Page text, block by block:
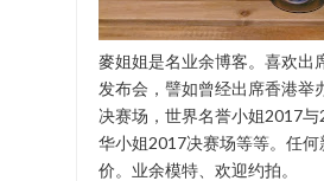
麥姐姐是名业余博客。喜欢出
发布会，譬如曾经出席香港举
决赛场，世界名誉小姐2017与
华小姐2017决赛场等等。任
价。业余模特、欢迎约拍。